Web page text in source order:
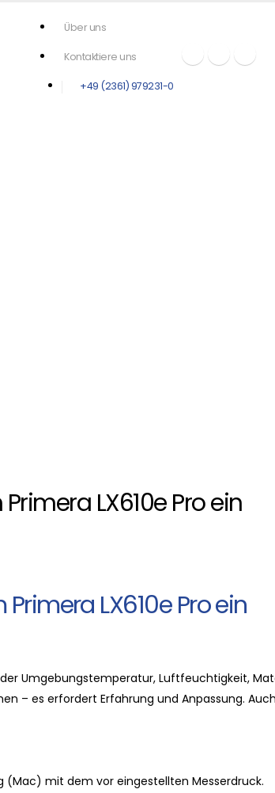
Über uns
Kontaktiere uns
+49 (2361) 979231-0
LX610e Pro ein
LX610e Pro ein
Umgebungstemperatur, Luftfeuchtigkeit,
– es erfordert Erfahrung und Anpassung.
(Mac) mit dem vor eingestellten Messerdruck.